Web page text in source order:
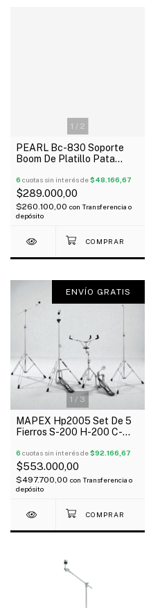
1 / 2
PEARL Bc-830 Soporte
Boom De Platillo Pata
Tilter
6 cuotas sin interés de$48.166,67
$289.000,00
$260.100,00 con Transferencia o
depósito
1 / 3
ENVÍO GRATIS
MAPEX Hp2005 Set De 5
Fierros S-200 H-200 C-
6 cuotas sin interés de$92.166,67
$553.000,00
$497.700,00 con Transferencia o
depósito